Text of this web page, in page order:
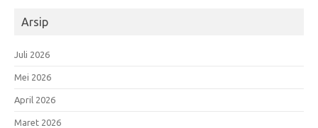
Arsip
Juli 2026
Mei 2026
April 2026
Maret 2026